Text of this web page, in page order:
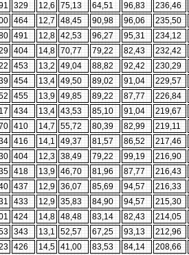
329 12,6 75,13 64,51 96,83
236,46
464 12,7 48,45 90,98 96,06
235,50
491 12,8 42,53 96,27 95,31
234,12
404 14,8 70,77 79,22 82,43
232,42
453 13,2 49,04 88,82 92,42
230,29
454 13,4 49,50 89,02 91,04
229,57
455 13,9 49,85 89,22 87,77
226,84
434 13,4 43,53 85,10 91,04
219,67
410 14,7 55,72 80,39 82,99
219,11
416 14,1 49,37 81,57 86,52
217,46
404 12,3 38,49 79,22 99,19
216,90
418 13,9 46,70 81,96 87,77
216,43
437 12,9 36,07 85,69 94,57
216,33
433 12,9 35,83 84,90 94,57
215,30
424 14,8 48,48 83,14 82,43
214,05
343 13,1 52,57 67,25 93,13
212,96
426 14,5 41,00 83,53 84,14
208,66